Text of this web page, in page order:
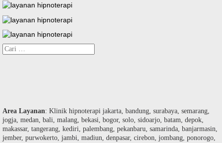
Cari
untuk:
Area Layanan: Klinik hipnoterapi jakarta, bandung, surabaya, semarang,
jogja, medan, bali, malang, bekasi, bogor, solo, sidoarjo, batam, depok,
makassar, tangerang, kediri, palembang, pekanbaru, samarinda, banjarmasin,
jember, purwokerto, jambi, madiun, denpasar, cirebon, jombang, ponorogo,